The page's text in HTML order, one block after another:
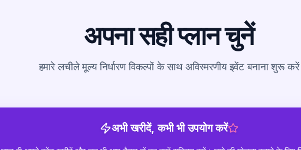
अपना सही प्लान चुनें
हमारे लचीले मूल्य निर्धारण विकल्पों के साथ अविस्मरणीय इवेंट बनाना शुरू करें
अभी खरीदें, कभी भी उपयोग करें